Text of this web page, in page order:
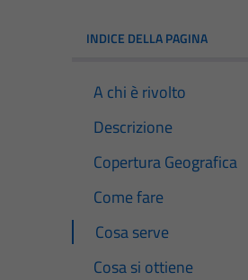
INDICE DELLA PAGINA
A chi è rivolto
Descrizione
Copertura Geografica
Come fare
Cosa serve
Cosa si ottiene